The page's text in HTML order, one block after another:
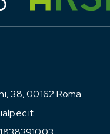
38, 00162 Roma